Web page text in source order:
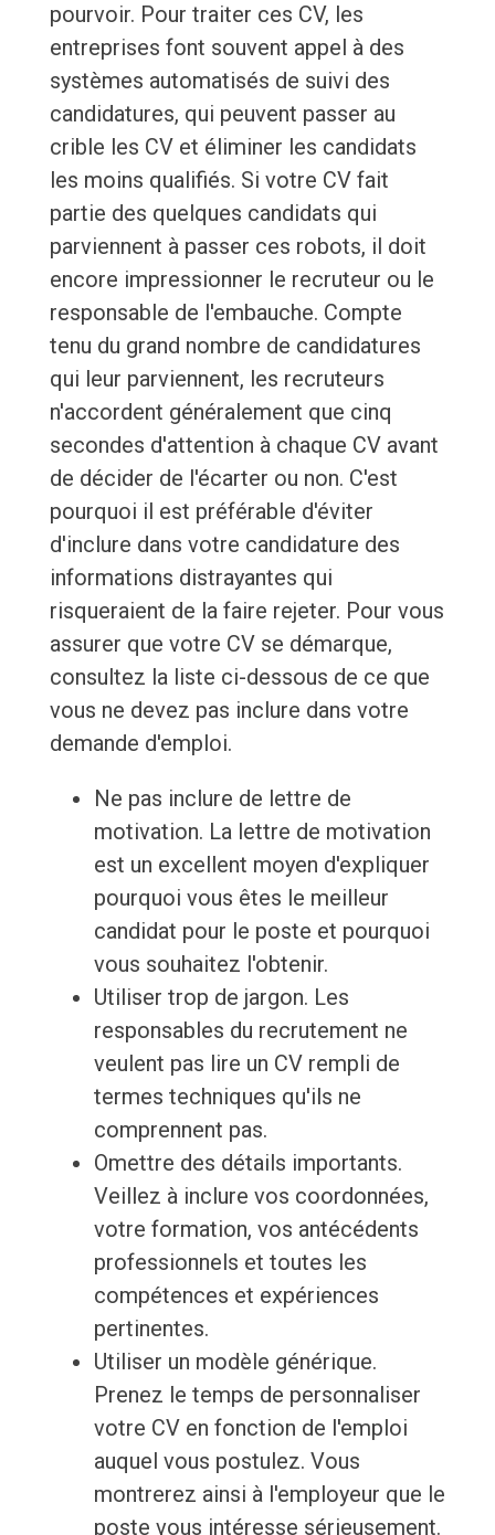
pourvoir. Pour traiter ces CV, les
entreprises font souvent appel à des
systèmes automatisés de suivi des
candidatures, qui peuvent passer au
crible les CV et éliminer les candidats
les moins qualifiés. Si votre CV fait
partie des quelques candidats qui
parviennent à passer ces robots, il doit
encore impressionner le recruteur ou le
responsable de l'embauche. Compte
tenu du grand nombre de candidatures
qui leur parviennent, les recruteurs
n'accordent généralement que cinq
secondes d'attention à chaque CV avant
de décider de l'écarter ou non. C'est
pourquoi il est préférable d'éviter
d'inclure dans votre candidature des
informations distrayantes qui
risqueraient de la faire rejeter. Pour vous
assurer que votre CV se démarque,
consultez la liste ci-dessous de ce que
vous ne devez pas inclure dans votre
demande d'emploi.
Ne pas inclure de lettre de
motivation. La lettre de motivation
est un excellent moyen d'expliquer
pourquoi vous êtes le meilleur
candidat pour le poste et pourquoi
vous souhaitez l'obtenir.
Utiliser trop de jargon. Les
responsables du recrutement ne
veulent pas lire un CV rempli de
termes techniques qu'ils ne
comprennent pas.
Omettre des détails importants.
Veillez à inclure vos coordonnées,
votre formation, vos antécédents
professionnels et toutes les
compétences et expériences
pertinentes.
Utiliser un modèle générique.
Prenez le temps de personnaliser
votre CV en fonction de l'emploi
auquel vous postulez. Vous
montrerez ainsi à l'employeur que le
poste vous intéresse sérieusement.